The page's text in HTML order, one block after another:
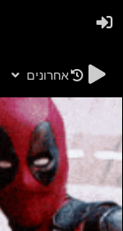
אחרונים